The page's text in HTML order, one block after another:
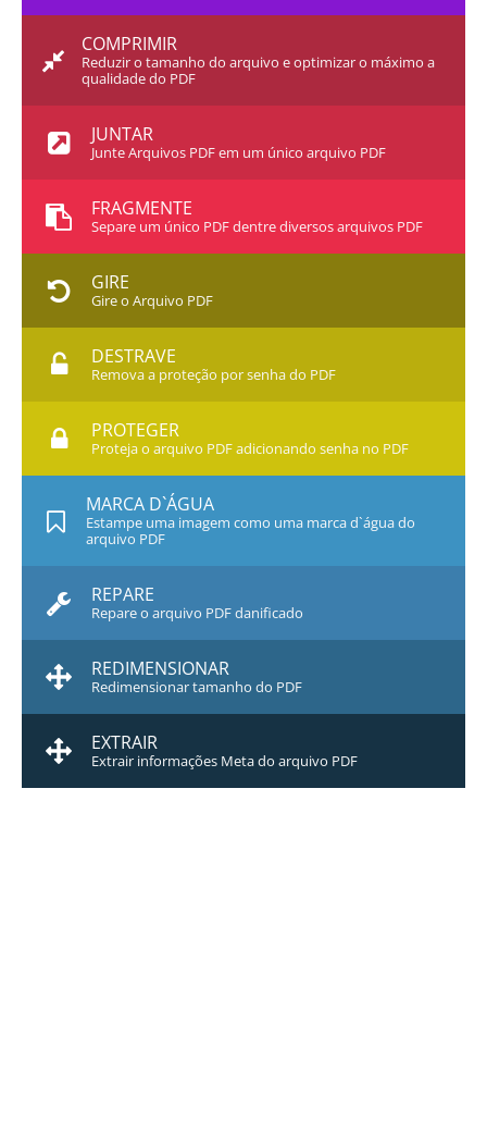
COMPRIMIR
Reduzir o tamanho do arquivo e optimizar o máximo a
qualidade do PDF
JUNTAR
Junte Arquivos PDF em um único arquivo PDF
FRAGMENTE
Separe um único PDF dentre diversos arquivos PDF
GIRE
Gire o Arquivo PDF
DESTRAVE
Remova a proteção por senha do PDF
PROTEGER
Proteja o arquivo PDF adicionando senha no PDF
MARCA D`ÁGUA
Estampe uma imagem como uma marca d`água do
arquivo PDF
REPARE
Repare o arquivo PDF danificado
REDIMENSIONAR
Redimensionar tamanho do PDF
EXTRAIR
Extrair informações Meta do arquivo PDF